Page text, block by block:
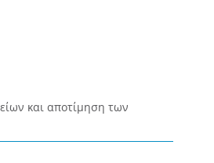
και αποτίμηση των